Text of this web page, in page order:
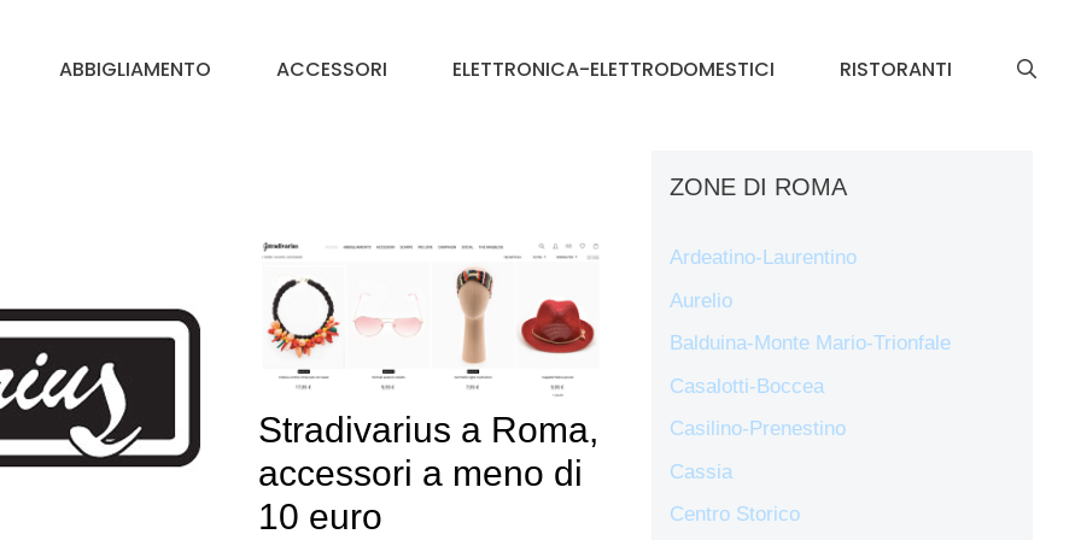
ABBIGLIAMENTO ACCESSORI ELETTRONICA-ELETTRODOMESTICI RISTORANTI
Stradivarius a Roma,
accessori a meno di
10 euro
ZONE DI ROMA
Ardeatino-Laurentino
Aurelio
Balduina-Monte Mario-Trionfale
Casalotti-Boccea
Casilino-Prenestino
Cassia
Centro Storico